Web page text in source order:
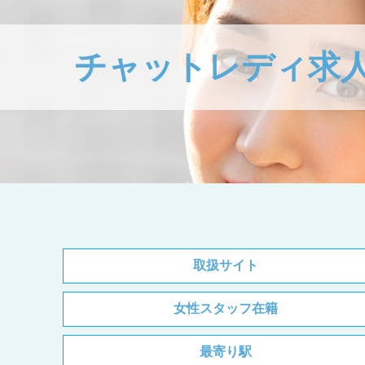
チャットレディ求
取扱サイト
女性スタッフ在籍
最寄り駅